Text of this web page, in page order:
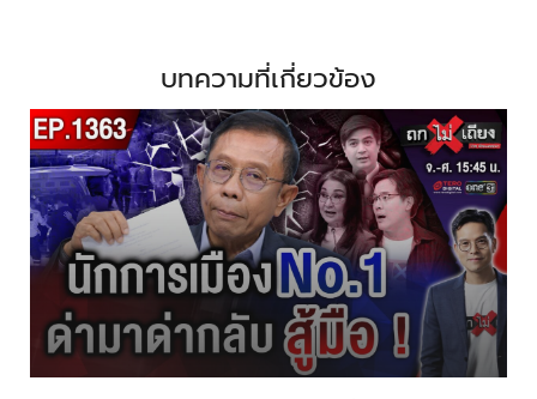
บทความที่เกี่ยวข้อง